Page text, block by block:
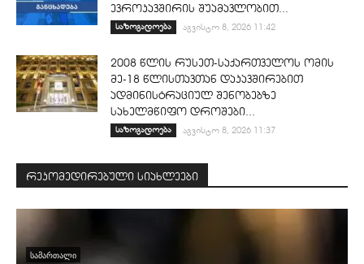
ევროკავშირის შუამავლობით...
საზოგადოება აგვისტო 8, 2026 11:42
2008 წლის რუსეთ-საქართველოს ომის
მე-18 წლისთავთან დაკავშირებით
ადმინისტრაციულ შენობებზე
სახელმწიფო დროშები...
საზოგადოება აგვისტო 8, 2026 11:37
რეკომედირებული სიახლეები
ᲡᲐᲛᲐᲠᲗᲐᲚᲘ